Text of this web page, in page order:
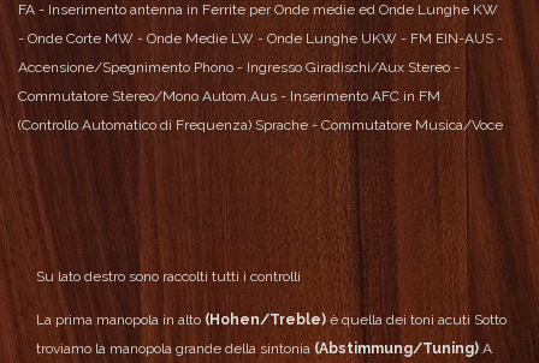
FA - Inserimento antenna in Ferrite per Onde medie ed Onde Lunghe KW
- Onde Corte MW - Onde Medie LW - Onde Lunghe UKW - FM EIN-AUS -
Accensione/Spegnimento Phono - Ingresso Giradischi/Aux Stereo -
Commutatore Stereo/Mono Autom.Aus - Inserimento AFC in FM
(Controllo Automatico di Frequenza) Sprache - Commutatore Musica/Voce
Su lato destro sono raccolti tutti i controlli
La prima manopola in alto (Hohen/Treble)è quella dei toni acuti Sotto
troviamo la manopola grande della sintonia (Abstimmung/Tuning) A